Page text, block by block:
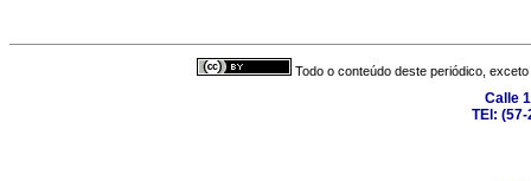
Todo o conteúdo deste periódico,
Calle
TEl: